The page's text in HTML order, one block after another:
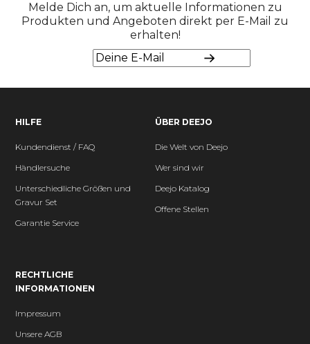
Melde Dich an, um aktuelle Informationen zu
Produkten und Angeboten direkt per E-Mail zu
erhalten!
HILFE
Kundendienst / FAQ
Händlersuche
Unterschiedliche Größen und
Gravur Set
Garantie Service
ÜBER DEEJO
Die Welt von Deejo
Wer sind wir
Deejo Katalog
Offene Stellen
RECHTLICHE
INFORMATIONEN
Impressum
Unsere AGB